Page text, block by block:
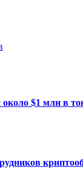
$1 млн в